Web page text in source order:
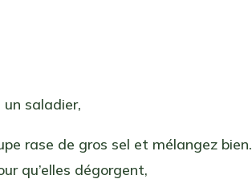
saladier,
rase de gros sel et mélangez bien.
qu’elles dégorgent,